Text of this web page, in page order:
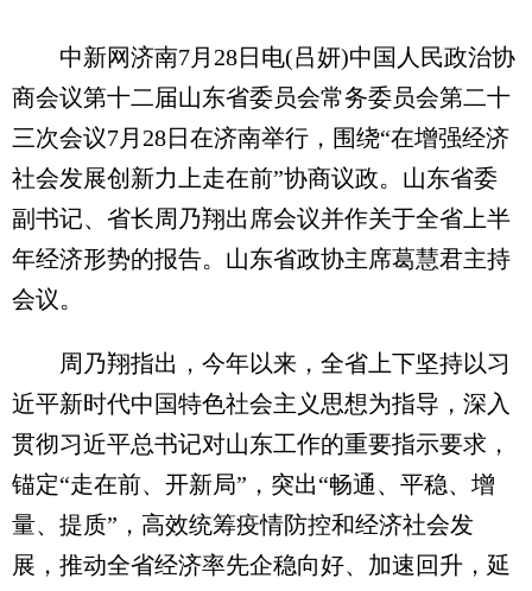
中新网济南7月28日电(吕妍)中国人民政治协
商会议第十二届山东省委员会常务委员会第二十
三次会议7月28日在济南举行，围绕“在增强经济
社会发展创新力上走在前”协商议政。山东省委
副书记、省长周乃翔出席会议并作关于全省上半
年经济形势的报告。山东省政协主席葛慧君主持
会议。
周乃翔指出，今年以来，全省上下坚持以习
近平新时代中国特色社会主义思想为指导，深入
贯彻习近平总书记对山东工作的重要指示要求，
锚定“走在前、开新局”，突出“畅通、平稳、增
量、提质”，高效统筹疫情防控和经济社会发
展，推动全省经济率先企稳向好、加速回升，延